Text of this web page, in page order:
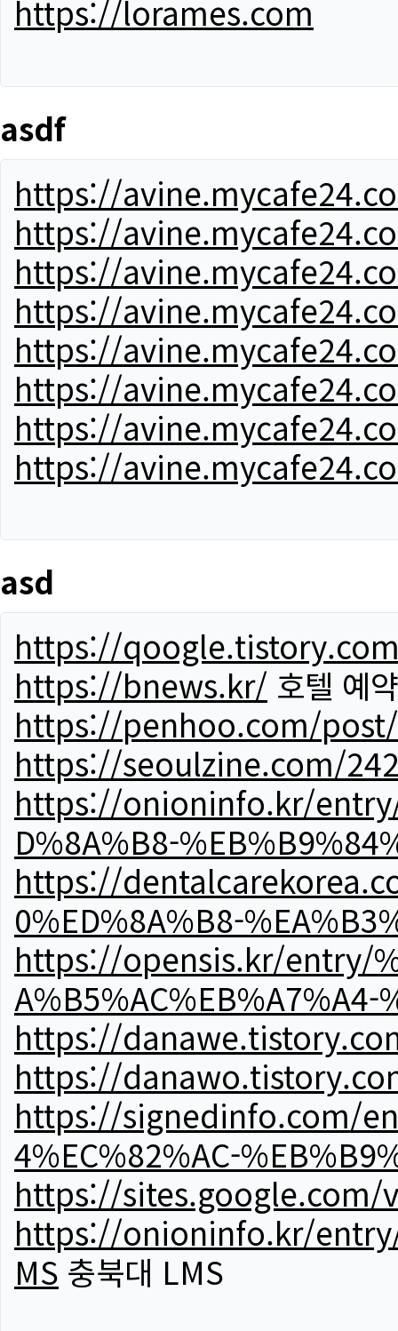
https://lorames.com
asdf
https://
https://
https://
https://
https://
https://
https://
https://
asd
https://
https://bnews.kr/ 호텔 예약
https://penhoo.com/
https://seoulzine.com/
https://onioninfo.kr/entry/
D%8A%B8-
https://
0%ED%8A%B8-
https://opensis.kr/entry/
A%B5%AC%EB%A7%A4-
https://
https://
https://signedinfo.com/
4%EC%82%AC-
https://sites.google.com/
https://onioninfo.kr/entry/
MS 충북대 LMS